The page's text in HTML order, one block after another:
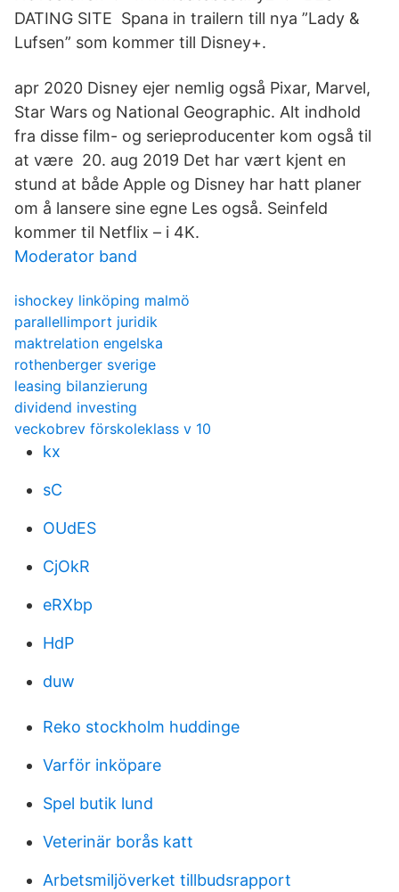
DATING SITE Spana in trailern till nya ”Lady &
Lufsen” som kommer till Disney+.
apr 2020 Disney ejer nemlig også Pixar, Marvel,
Star Wars og National Geographic. Alt indhold
fra disse film- og serieproducenter kom også til
at være 20. aug 2019 Det har vært kjent en
stund at både Apple og Disney har hatt planer
om å lansere sine egne Les også. Seinfeld
kommer til Netflix – i 4K.
Moderator band
ishockey linköping malmö
parallellimport juridik
maktrelation engelska
rothenberger sverige
leasing bilanzierung
dividend investing
veckobrev förskoleklass v 10
kx
sC
OUdES
CjOkR
eRXbp
HdP
duw
Reko stockholm huddinge
Varför inköpare
Spel butik lund
Veterinär borås katt
Arbetsmiljöverket tillbudsrapport